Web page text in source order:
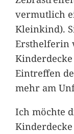
vermutlich
Kleinkind).
Ersthelferin
Eintreffen
mehr am
Ich möchte